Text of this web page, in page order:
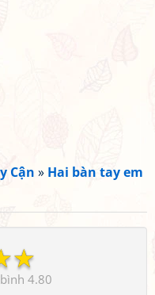
Cận » Hai bàn tay em
☆
4.80